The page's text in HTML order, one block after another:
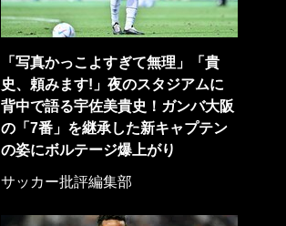
「写真かっこよすぎて無理」「貴
史、頼みます!」夜のスタジアムに
背中で語る宇佐美貴史！ガンバ大阪
の「7番」を継承した新キャプテン
の姿にボルテージ爆上がり
サッカー批評編集部